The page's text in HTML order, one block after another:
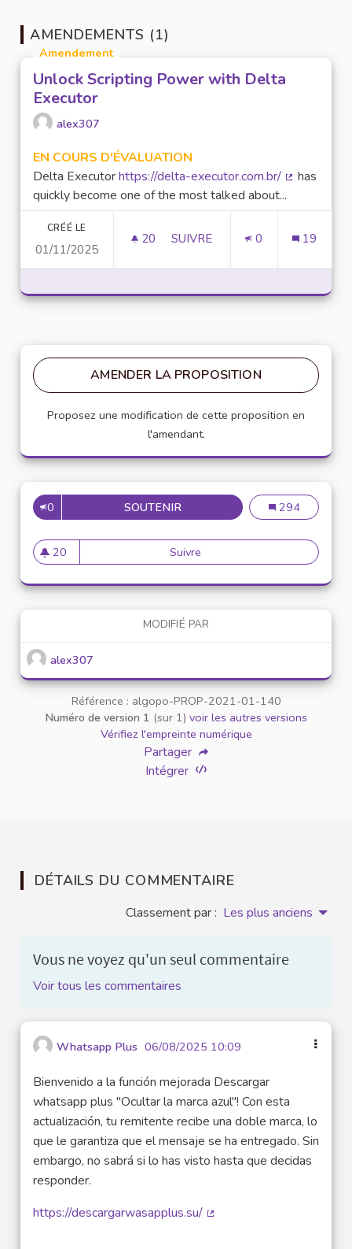
AMENDEMENTS (1)
Amendement
Unlock Scripting Power with Delta
Executor
alex307
EN COURS D'ÉVALUATION
Delta Executorhttps://delta-executor.com.br/
has
quickly become one of the most talked about...
CRÉÉ LE
01/11/2025
20 20 ABONNÉS
SUIVRE 0 19
AMENDER LA PROPOSITION
Proposez une modification de cette proposition en
l'amendant.
0 SOUTENIRMISE EN PLACE DEMise en place
294
20
20 abonnés
Suivre Mise en place de référents
MODIFIÉ PAR
alex307
Référence : algopo-PROP-2021-01-140
Numéro de version 1 (sur 1) voir les autres versions
Vérifiez l'empreinte numérique
Partager
Intégrer
DÉTAILS DU COMMENTAIRE
Classement par : Les plus anciens
Vous ne voyez qu'un seul commentaire
Voir tous les commentaires
Whatsapp Plus 06/08/2025 10:09
Bienvenido a la función mejorada Descargar
whatsapp plus "Ocultar la marca azul"! Con esta
actualización, tu remitente recibe una doble marca, lo
que le garantiza que el mensaje se ha entregado. Sin
embargo, no sabrá si lo has visto hasta que decidas
responder.
https://descargarwasapplus.su/